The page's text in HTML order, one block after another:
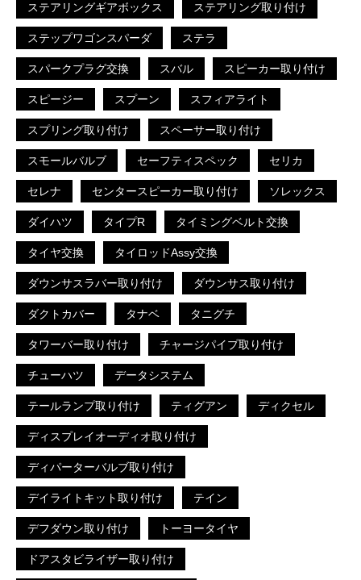
ステアリングギアボックス ステアリング取り付け
ステップワゴンスパーダ ステラ
スパークプラグ交換 スバル スピーカー取り付け
スピージー スプーン スフィアライト
スプリング取り付け スペーサー取り付け
スモールバルブ セーフティスペック セリカ
セレナ センタースピーカー取り付け ソレックス
ダイハツ タイプR タイミングベルト交換
タイヤ交換 タイロッドAssy交換
ダウンサスラバー取り付け ダウンサス取り付け
ダクトカバー タナベ タニグチ
タワーバー取り付け チャージパイプ取り付け
チューハツ データシステム
テールランプ取り付け ティグアン ディクセル
ディスプレイオーディオ取り付け
ディパーターバルブ取り付け
デイライトキット取り付け テイン
デフダウン取り付け トーヨータイヤ
ドアスタビライザー取り付け